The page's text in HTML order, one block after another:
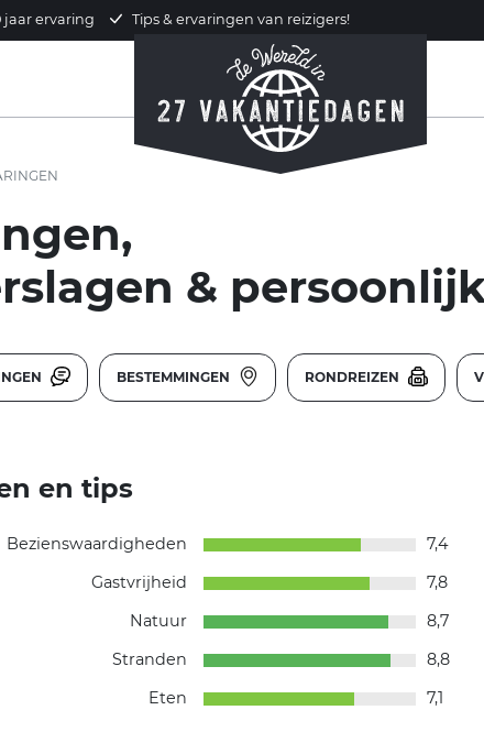
jaar ervaring Tips & ervaringen van reizigers!
&
BESTEMMINGEN RONDREIZEN
en tips
Bezienswaardigheden
7,4
Gastvrijheid
7,8
Natuur
8,7
Stranden
8,8
Eten
7,1